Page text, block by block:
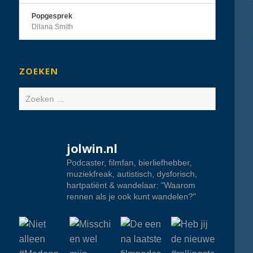
Popgesprek
Dilana Smith
ZOEKEN
Zoeken
naar:
jolwin.nl
Podcaster, filmfan, bierliefhebber,
muziekfreak, autistisch, dysforisch,
hartpatiënt & wandelaar: "Waarom
rennen als je ook kunt wandelen?"